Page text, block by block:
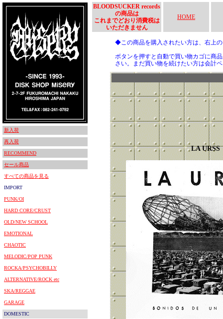
新入荷
再入荷
RECOMMEND
セール商品
すべての商品を見る
IMPORT
PUNK/OI
HARD CORE/CRUST
OLD/NEW SCHOOL
EMOTIONAL
CHAOTIC
MELODIC/POP PUNK
ROCKA/PSYCHOBILLY
ALTERNATIVE/ROCK etc
SKA/REGGAE
GARAGE
DOMESTIC
BLOODSUCKER records
の商品は
これまでどおり消費税は
いただきません
HOME
◆この商品を購入されたい方は、右上
ボタンを押すと自動で買い物カゴに商
さい。まだ買い物を続けたい方は会計
LA URSS